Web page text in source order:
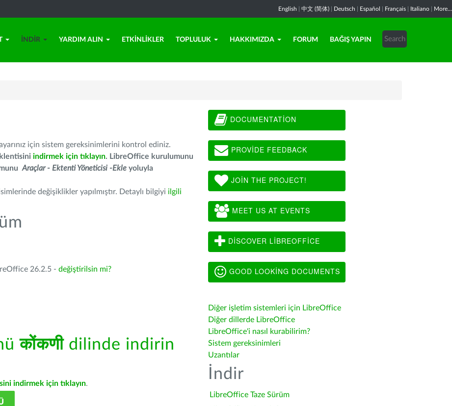
English 中文 (简体) Deutsch Español Français Italiano More...
İNDIR YARDIM ALIN ETKINLIKLER TOPLULUK HAKKIMIZDA FORUM BAĞIŞ YAPIN
için sistem gereksinimlerini kontrol ediniz.
indirmek için tıklayın. LibreOffice kurulumunu
Araçlar - Ektenti Yöneticisi -Ekle yoluyla
değişiklikler yapılmıştır. Detaylı bilgiyi ilgili
26.2.5 - değiştirilsin mi?
कोंकणीdilinde indirin
indirmek için tıklayın.
DOCUMENTATION
PROVIDE FEEDBACK
JOIN THE PROJECT!
MEET US AT EVENTS
DISCOVER LIBREOFFICE
GOOD LOOKING DOCUMENTS
Diğer işletim sistemleri için LibreOffice
Diğer dillerde LibreOffice
LibreOffice'i nasıl kurabilirim?
Sistem gereksinimleri
Uzantılar
İndir
LibreOffice Taze Sürüm